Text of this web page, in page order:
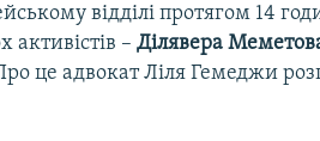
відділі протягом 14
активістів –Ділявера
це адвокат Ліля Гемеджи